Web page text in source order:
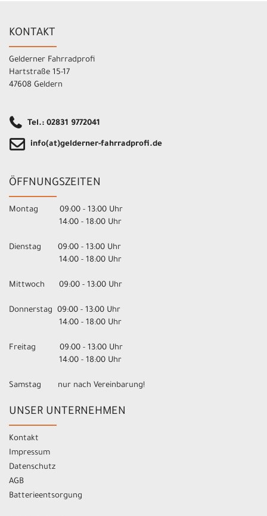
KONTAKT
Gelderner Fahrradprofi
Hartstraße 15-17
47608 Geldern
Tel.: 02831 9772041
info(at)gelderner-fahrradprofi.de
ÖFFNUNGSZEITEN
Montag 09:00 - 13:00 Uhr
14:00 - 18:00 Uhr
Dienstag 09:00 - 13:00 Uhr
14:00 - 18:00 Uhr
Mittwoch 09:00 - 13:00 Uhr
Donnerstag 09:00 - 13:00 Uhr
14:00 - 18:00 Uhr
Freitag 09:00 - 13:00 Uhr
14:00 - 18:00 Uhr
Samstag nur nach Vereinbarung!
UNSER UNTERNEHMEN
Kontakt
Impressum
Datenschutz
AGB
Batterieentsorgung